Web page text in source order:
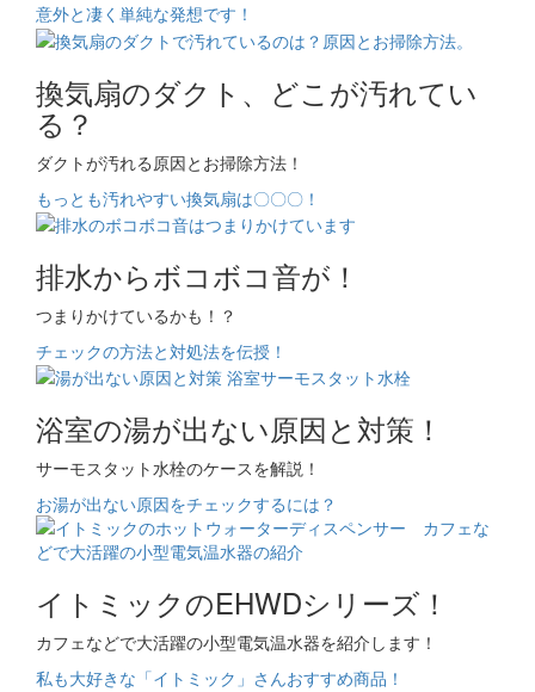
意外と凄く単純な発想です！
換気扇のダクト、どこが汚れてい
る？
ダクトが汚れる原因とお掃除方法！
もっとも汚れやすい換気扇は〇〇〇！
排水からボコボコ音が！
つまりかけているかも！？
チェックの方法と対処法を伝授！
浴室の湯が出ない原因と対策！
サーモスタット水栓のケースを解説！
お湯が出ない原因をチェックするには？
イトミックのEHWDシリーズ！
カフェなどで大活躍の小型電気温水器を紹介します！
私も大好きな「イトミック」さんおすすめ商品！